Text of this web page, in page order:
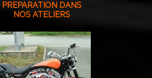
PREPARATION DANS
NOS ATELIERS